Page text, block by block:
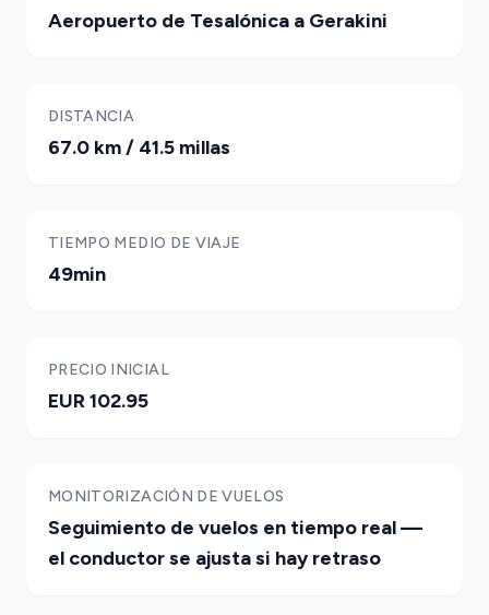
Aeropuerto de Tesalónica a Gerakini
DISTANCIA
67.0 km / 41.5 millas
TIEMPO MEDIO DE VIAJE
49min
PRECIO INICIAL
EUR 102.95
MONITORIZACIÓN DE VUELOS
Seguimiento de vuelos en tiempo real —
el conductor se ajusta si hay retraso